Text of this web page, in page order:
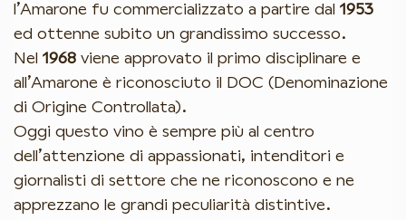
l’Amarone fu commercializzato a partire dal 1953
ed ottenne subito un grandissimo successo.
Nel 1968 viene approvato il primo disciplinare e
all’Amarone è riconosciuto il DOC (Denominazione
di Origine Controllata).
Oggi questo vino è sempre più al centro
dell’attenzione di appassionati, intenditori e
giornalisti di settore che ne riconoscono e ne
apprezzano le grandi peculiarità distintive.